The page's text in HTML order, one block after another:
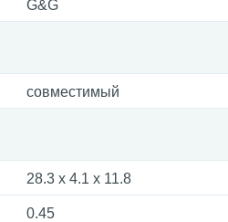
G&G
совместимый
28.3 х 4.1 х 11.8
0.45